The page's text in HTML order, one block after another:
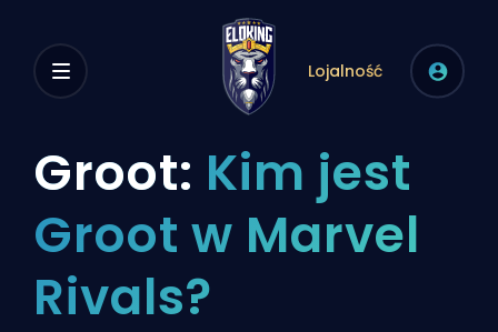
Lojalność
Groot: Kim jest
Groot w Marvel
Rivals?